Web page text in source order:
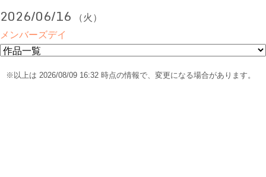
2026/06/16 （火）
メンバーズデイ
※以上は 2026/08/09 16:32 時点の情報で、変更になる場合があります。